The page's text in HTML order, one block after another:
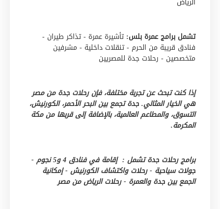
تشمل برامج عمرة بلس: تأشيرة عمرة - تذاكر طيران -
فنادق قريبة من الحرم - تنقلات داخلية - مشرفين
متخصصين - رحلات جدة للمصريين
إذا كنت تبحث عن تجربة مختلفة، فإن رحلات جدة من مصر
هي الخيار المثالي. جدة تجمع بين البحر الأحمر، الكورنيش،
التسوق، والمطاعم العالمية، بالإضافة إلى قربها من مكة
المكرمة.
برامج رحلات جدة تشمل : إقامة في فنادق 4 و5 نجوم -
جولات سياحية - رحلات واكتشاف الكورنيش - إمكانية
الجمع بين جدة والعمرة - رحلات الرياض من مصر